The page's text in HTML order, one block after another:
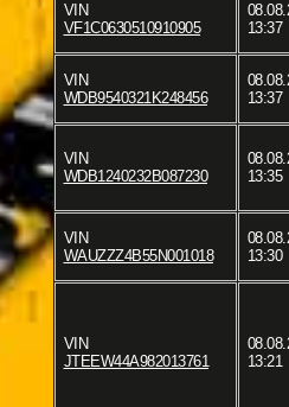
VIN
VF1C0630510910905
13:37
VIN
WDB9540321K248456
13:37
VIN
WDB1240232B087230
13:35
VIN
WAUZZZ4B55N001018
13:30
VIN
JTEEW44A982013761
13:21